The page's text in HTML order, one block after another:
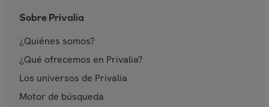
Sobre Privalia
¿Quiénes somos?
¿Qué ofrecemos en Privalia?
Los universos de Privalia
Motor de búsqueda